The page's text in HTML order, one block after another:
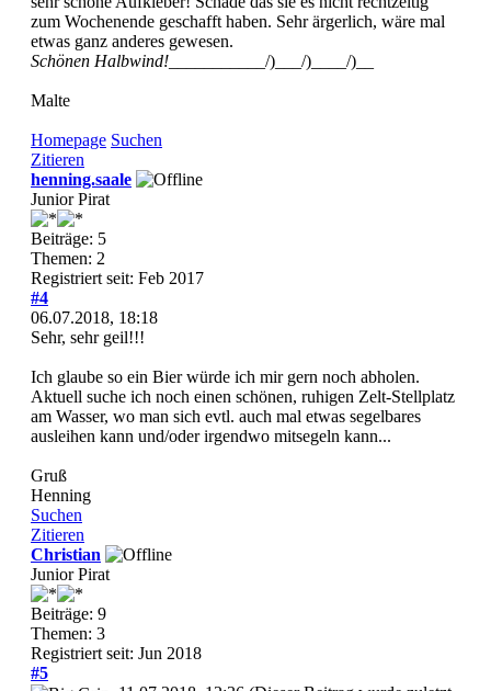
zum Wochenende geschafft haben. Sehr ärgerlich, wäre mal
etwas ganz anderes gewesen.
Schönen Halbwind! ___________/)___/)____/)__
Malte
Homepage Suchen
Zitieren
henning.saale
Junior Pirat
Beiträge: 5
Themen: 2
Registriert seit: Feb 2017
#4
06.07.2018, 18:18
Sehr, sehr geil!!!
Ich glaube so ein Bier würde ich mir gern noch abholen.
Aktuell suche ich noch einen schönen, ruhigen Zelt-Stellplatz
am Wasser, wo man sich evtl. auch mal etwas segelbares
ausleihen kann und/oder irgendwo mitsegeln kann...
Gruß
Henning
Suchen
Zitieren
Christian
Junior Pirat
Beiträge: 9
Themen: 3
Registriert seit: Jun 2018
#5